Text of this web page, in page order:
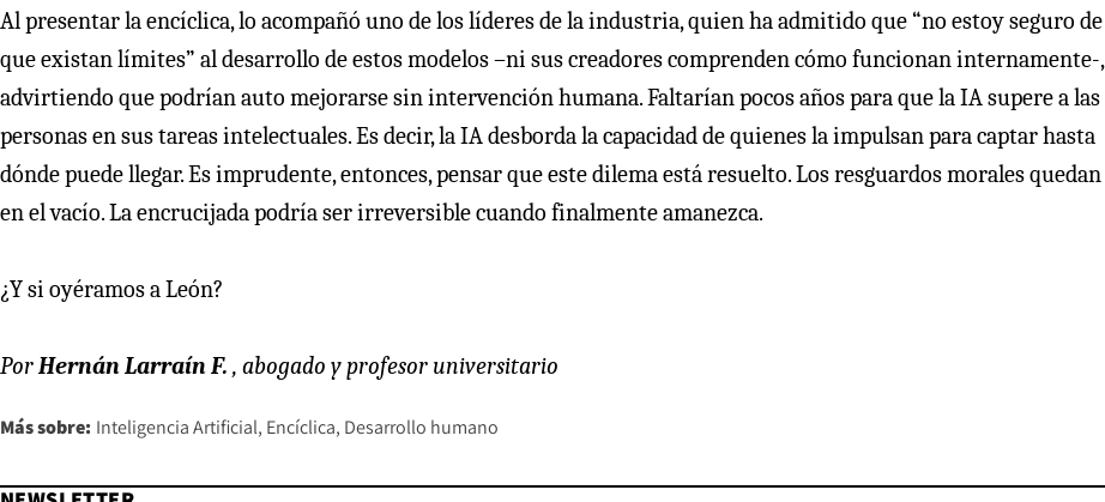
Al presentar la encíclica, lo acompañó uno de los líderes de la industria, quien ha admitido que “no estoy seguro de
que existan límites” al desarrollo de estos modelos –ni sus creadores comprenden cómo funcionan internamente-,
advirtiendo que podrían auto mejorarse sin intervención humana. Faltarían pocos años para que la IA supere a las
personas en sus tareas intelectuales. Es decir, la IA desborda la capacidad de quienes la impulsan para captar hasta
dónde puede llegar. Es imprudente, entonces, pensar que este dilema está resuelto. Los resguardos morales quedan
en el vacío. La encrucijada podría ser irreversible cuando finalmente amanezca.
¿Y si oyéramos a León?
PorHernán Larraín F. , abogado y profesor universitario
Más sobre: Inteligencia Artificial Encíclica Desarrollo humano